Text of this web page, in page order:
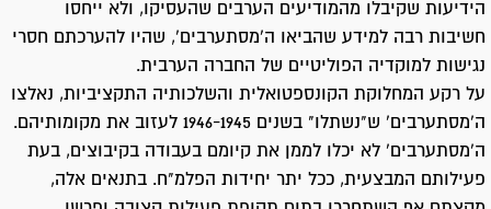
הידיעות שקיבלו מהמודיעים הערבים שהעסיקו, ולא ייחסו
חשיבות רבה למידע שהביאו ה'מסתערבים', שהיו להערכתם חסרי
נגישות למוקדיה הפוליטיים של החברה הערבית.
על רקע המחלוקת הקונספטואלית והשלכותיה התקציביות, נאלצו
ה'מסתערבים' ש"נשתלו" בשנים 1946-1945 לעזוב את מקומותיהם.
ה'מסתערבים' לא יכלו לממן את קיומם בעבודה בקיבוצים, בעת
פעילותם המבצעית, ככל יתר יחידות הפלמ"ח. בתנאים אלה,